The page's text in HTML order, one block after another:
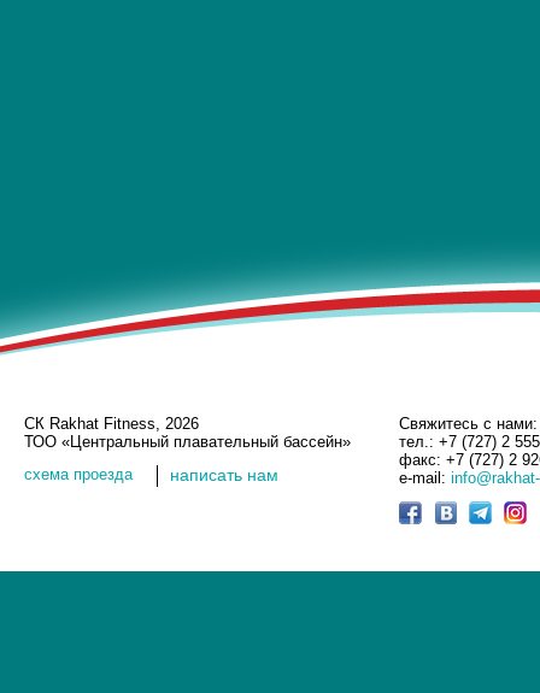
СК Rakhat Fitness, 2026
ТОО «Центральный плавательный бассейн»
cхема проезда
написать нам
Свяжитесь с нами:
тел.: +7 (727) 2
факс: +7 (727) 2
e-mail: